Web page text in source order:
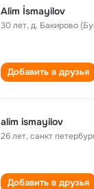
Alim İsmayilov
30 лет,д. Бакирово
Добавить в друзья
alim ismayilov
26 лет,санкт
Добавить в друзья